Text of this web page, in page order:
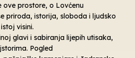
prostore, o Lovćenu
priroda, istorija, sloboda i ljudsko
visini.
glavi i sabiranja lijepih utisaka,
Pogled